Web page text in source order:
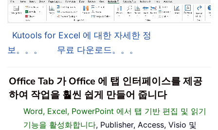
Kutools for Excel 에 대한 자세한 정
보。。。
무료 다운로드。。。
Office Tab 가 Office 에 탭 인터페이스를 제공
하여 작업을 훨씬 쉽게 만들어 줍니다
Word, Excel, PowerPoint 에서 탭 기반 편집 및 읽기
기능을 활성화합니다, Publisher, Access, Visio 및